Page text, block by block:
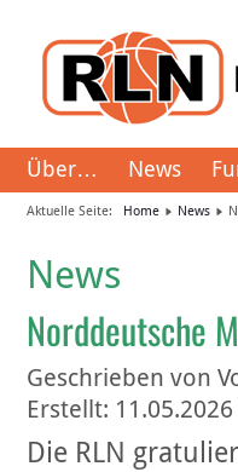
Über… News
Aktuelle Seite: Home News
News
Norddeutsche
Geschrieben von
Erstellt: 11.05.2026
Die RLN